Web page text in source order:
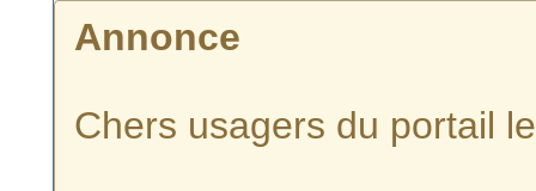
Annonce
Chers usagers du portail